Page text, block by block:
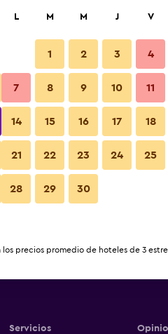
Servicios
L M M J V
1 2 3 4
7 8 9 10 11
14 15 16 17 18
21 22 23 24 25
28 29 30
los precios promedio de hoteles de 3